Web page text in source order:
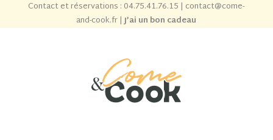
Contact et réservations : 04.75.41.76.15 | contact@come-
and-cook.fr|J’ai un bon cadeau